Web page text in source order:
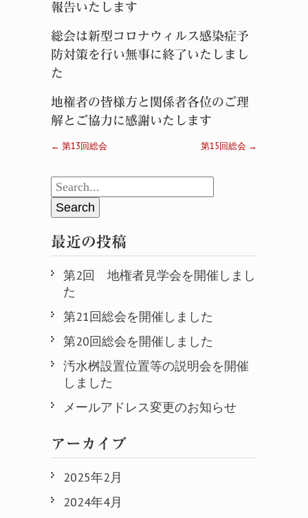
報告いたします
総会は新型コロナウィルス感染症予
防対策を行い無事に終了いたしまし
た
地権者の皆様方と関係者各位のご理
解とご協力に感謝いたします
← 第13回総会 第15回総会 →
最近の投稿
第2回 地権者見学会を開催しまし
た
第21回総会を開催しました
第20回総会を開催しました
汚水桝設置位置等の説明会を開催
しました
メールアドレス変更のお知らせ
アーカイブ
2025年2月
2024年4月